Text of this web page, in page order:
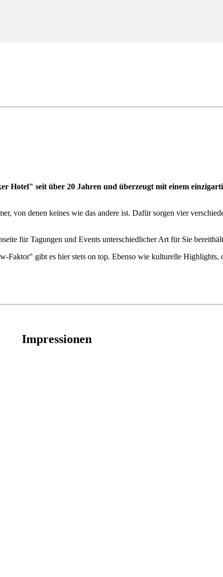
Hotel" seit über 20 Jahren und überzeugt mit einem
von denen keines wie das andere ist. Dafür sorgen vier
für Tagungen und Events unterschiedlicher Art für Sie
Faktor" gibt es hier stets on top. Ebenso wie kulturelle Highlights,
Impressionen